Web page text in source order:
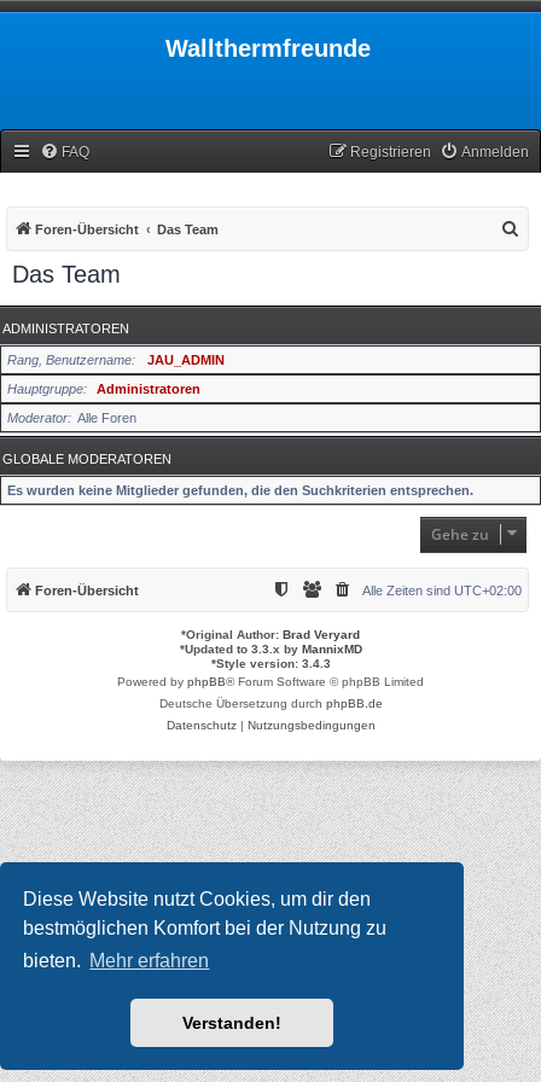
Diese Website nutzt Cookies, um dir den
bestmöglichen Komfort bei der Nutzung zu
bieten. Mehr erfahren
Verstanden!
Wallthermfreunde
FAQ Anmelden
Registrieren
Foren-Übersicht Das Team
e
Das Team
ADMINISTRATOREN
Rang, Benutzername
JAU_ADMIN
Hauptgruppe
Administratoren
Moderator
Alle Foren
GLOBALE MODERATOREN
Es wurden keine Mitglieder gefunden, die den Suchkriterien entsprechen.
Gehe zu
Foren-Übersicht Alle Zeiten sind UTC+02:00
*Original Author: Brad Veryard
*Updated to 3.3.x by MannixMD
*Style version: 3.4.3
Powered by phpBB® Forum Software © phpBB Limited
Deutsche Übersetzung durch phpBB.de
Datenschutz| Nutzungsbedingungen